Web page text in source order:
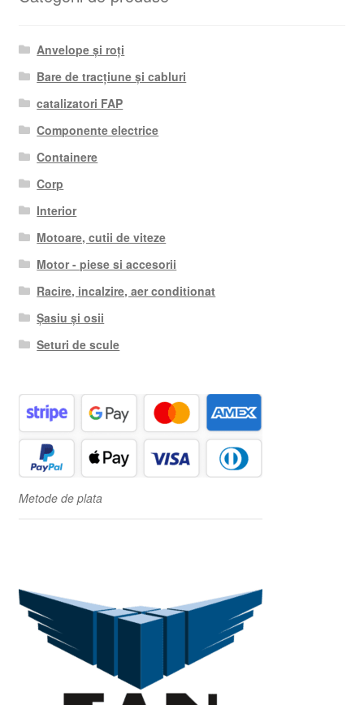
Anvelope și roți
Bare de tracțiune și cabluri
catalizatori FAP
Componente electrice
Containere
Corp
Interior
Motoare, cutii de viteze
Motor - piese si accesorii
Racire, incalzire, aer conditionat
Șasiu și osii
Seturi de scule
Metode de plata